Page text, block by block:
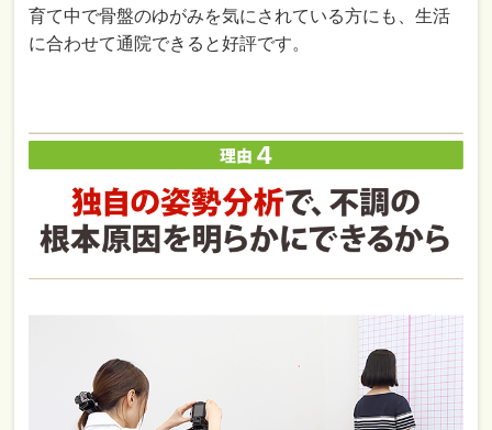
育て中で骨盤のゆがみを気にされている方にも、生活
に合わせて通院できると好評です。